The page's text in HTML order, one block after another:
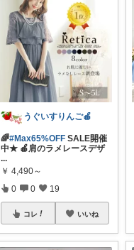
うぐいすりんご🍎
🌈#Max65%OFF SALE開催
中★ 🍎肩のラメレースデザ
...
￥ 4,490～
0 0 19
コレ いいね